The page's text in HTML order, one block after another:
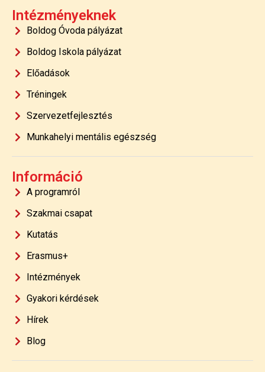
Intézményeknek
Boldog Óvoda pályázat
Boldog Iskola pályázat
Előadások
Tréningek
Szervezetfejlesztés
Munkahelyi mentális egészség
Információ
A programról
Szakmai csapat
Kutatás
Erasmus+
Intézmények
Gyakori kérdések
Hírek
Blog